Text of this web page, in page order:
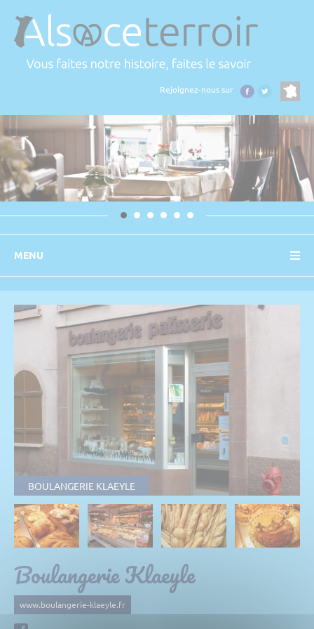
Rejoignez-nous sur
MENU
BOULANGERIE KLAEYLE
Boulangerie Klaeyle
www.boulangerie-klaeyle.fr